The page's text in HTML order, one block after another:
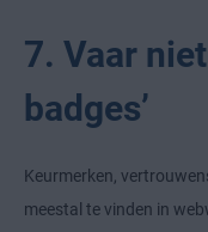
7. Vaar
badges’
Keurmerken,
meestal te vinden in